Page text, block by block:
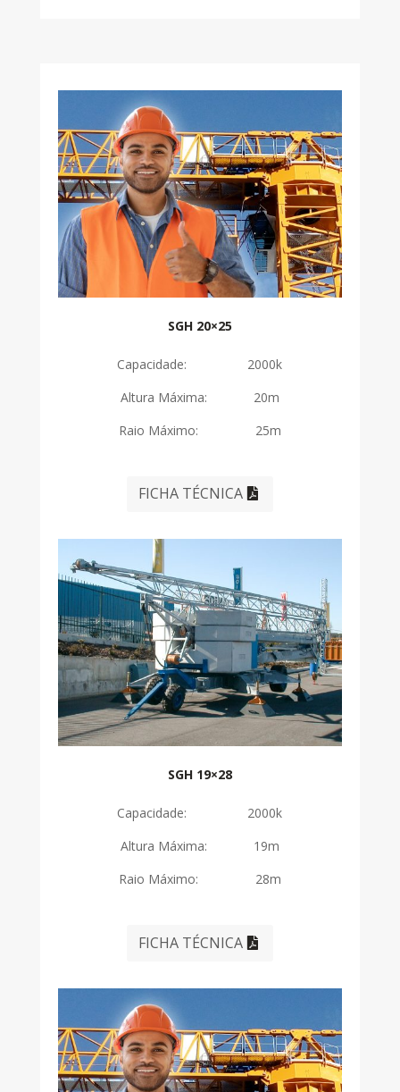
SGH 20×25
Capacidade: 2000k
Altura Máxima: 20m
Raio Máximo: 25m
FICHA TÉCNICA
SGH 19×28
Capacidade: 2000k
Altura Máxima: 19m
Raio Máximo: 28m
FICHA TÉCNICA